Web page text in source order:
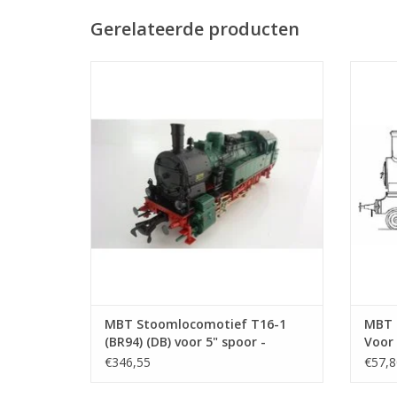
Gerelateerde producten
TOEVOEGEN AAN WINKELWAGEN
MBT Stoomlocomotief T16-1
(BR94) (DB) voor 5" spoor -
Bouwtekening Schaal 1 : 11
€346,55
Voor